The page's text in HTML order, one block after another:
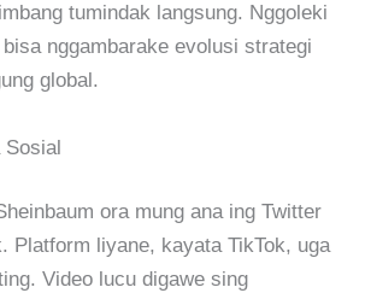
tumindak langsung. Nggoleki
nggambarake evolusi strategi
global.
Sosial
ora mung ana ing Twitter
Platform liyane, kayata TikTok, uga
Video lucu digawe sing